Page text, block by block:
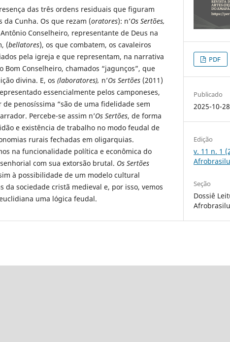
das três ordens residuais que figuram
da Cunha. Os que rezam (oratores): n’Os Sertões,
Conselheiro, representante de Deus na
(bellatores), os que combatem, os cavaleiros
pela igreja e que representam, na narrativa
Bom Conselheiro, chamados “jagunços”, que
divina. E, os (laboratores), n’Os Sertões (2011)
essencialmente pelos camponeses,
de penosíssima “são de uma fidelidade sem
Percebe-se assim n’Os Sertões, de forma
e existência de trabalho no modo feudal de
rurais fechadas em oligarquias.
na funcionalidade política e econômica do
com sua extorsão brutal. Os Sertões
à possibilidade de um modelo cultural
da sociedade cristã medieval e, por isso, vemos
uma lógica feudal.
PDF
Publicado
2025-10-28
Edição
v. 11 n. 1
Seção
Dossiê